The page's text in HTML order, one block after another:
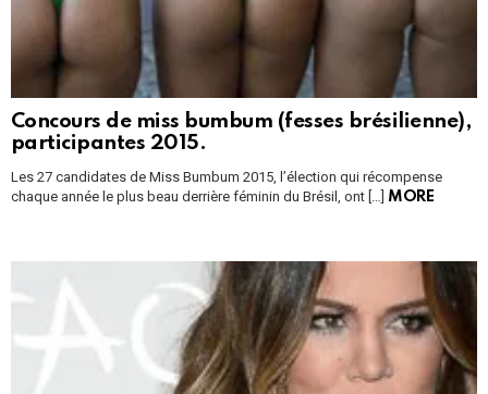
Concours de miss bumbum (fesses brésilienne),
participantes 2015.
Les 27 candidates de Miss Bumbum 2015, l’élection qui récompense
chaque année le plus beau derrière féminin du Brésil, ont […] MORE